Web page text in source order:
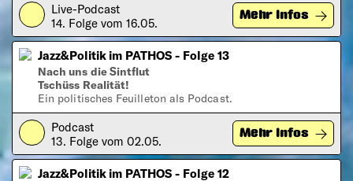
Play Live-Podcast
14. Folge vom 16.05.
Mehr Infos
Jazz&Politik im PATHOS - Folge 13
Nach uns die Sintflut
Tschüss Realität!
Ein politisches Feuilleton als Podcast.
Play Podcast
13. Folge vom 02.05.
Mehr Infos
Jazz&Politik im PATHOS - Folge 12